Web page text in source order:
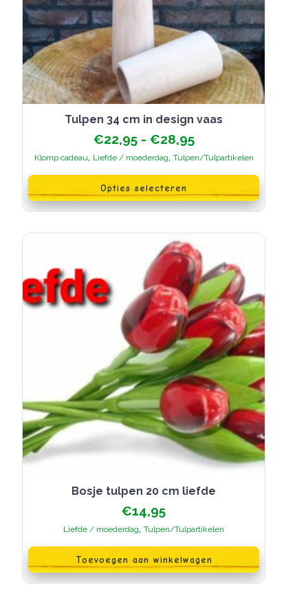
tulpen 34 cm in design vaas
€22,95 - €28,95Prijsklasse:
€22,95
tot
€28,95
Klomp cadeau, Liefde / moederdag, Tulpen/Tulpartikelen
Opties selecteren
product
heeft
meerdere
variaties.
optie
worden
op
de
productpagina
Bosje tulpen 20 cm liefde
€14,95
Liefde / moederdag, Tulpen/Tulpartikelen
Toevoegen aan winkelwagen